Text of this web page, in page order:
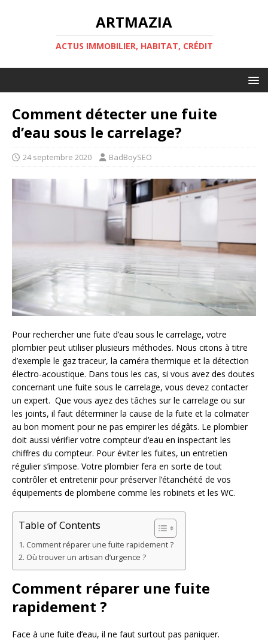
ARTMAZIA
ACTUS IMMOBILIER, HABITAT, CRÉDIT
Comment détecter une fuite
d’eau sous le carrelage?
24 septembre 2020 BadBoySEO
Pour rechercher une fuite d’eau sous le carrelage, votre
plombier peut utiliser plusieurs méthodes. Nous citons à titre
d’exemple le gaz traceur, la caméra thermique et la détection
électro-acoustique. Dans tous les cas, si vous avez des doutes
concernant une fuite sous le carrelage, vous devez contacter
un expert. Que vous ayez des tâches sur le carrelage ou sur
les joints, il faut déterminer la cause de la fuite et la colmater
au bon moment pour ne pas empirer les dégâts. Le plombier
doit aussi vérifier votre compteur d’eau en inspectant les
chiffres du compteur. Pour éviter les fuites, un entretien
régulier s’impose. Votre plombier fera en sorte de tout
contrôler et entretenir pour préserver l’étanchéité de vos
équipements de plomberie comme les robinets et les WC.
Table of Contents
Comment réparer une fuite rapidement ?
Où trouver un artisan d’urgence ?
Comment réparer une fuite
rapidement ?
Face à une fuite d’eau, il ne faut surtout pas paniquer.